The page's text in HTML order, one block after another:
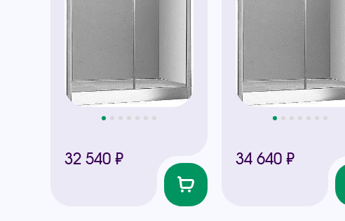
32 540 ₽ 34 640 ₽